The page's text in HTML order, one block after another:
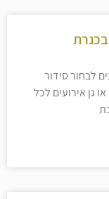
בכנרת
לבחור סידור
גן אירועים לכל